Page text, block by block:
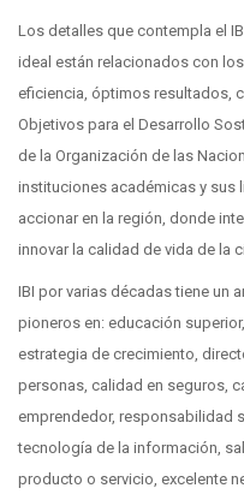
Los detalles que contempla el
ideal están relacionados con
eficiencia, óptimos resultados,
Objetivos para el Desarrollo
de la Organización de las
instituciones académicas y sus
accionar en la región, donde
innovar la calidad de vida de la
IBI por varias décadas tiene un
pioneros en: educación
estrategia de crecimiento,
personas, calidad en seguros,
emprendedor, responsabilidad
tecnología de la información,
producto o servicio, excelente